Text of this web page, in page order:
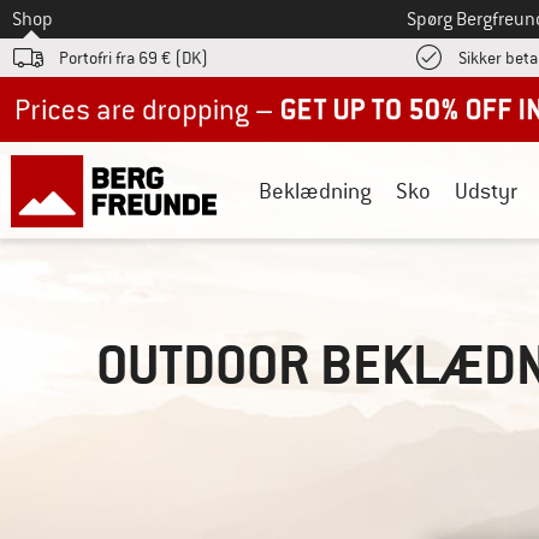
Til
Shop Spørg
Portofri fra 69 € (DK) Sikker
Beklædning Sko Udstyr
OUTDOOR